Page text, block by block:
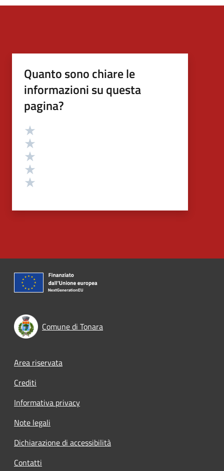
Quanto sono chiare le
informazioni su questa
pagina?
Valutazione
Comune di Tonara
Footer menu
Area riservata
Crediti
Informativa privacy
Note legali
Dichiarazione di accessibilità
Contatti